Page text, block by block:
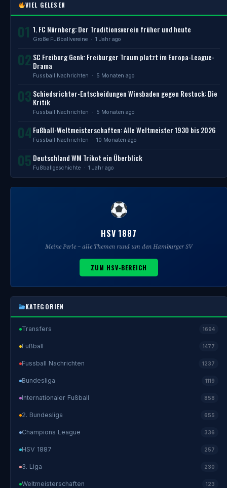
VIEL GELESEN
01 1. FC Nürnberg: Der Traditionsverein früher und heute
Große Fußballvereine · 1 Jahr ago
02 SC Freiburg Genk: Freiburger Traum platzt im Europa-League-
Drama
Fussball Nachrichten · 5 Monaten ago
03 Schiedsrichter-Entscheidungen Wiesbaden gegen Rostock: Die
Kritik
Fussball Nachrichten · 5 Monaten ago
04 Fußball-Weltmeisterschaften: Alle Weltmeister 1930 bis 2026
Fussball Nachrichten · 10 Monaten ago
05 Deutschland WM Trikot ein Überblick
Fußballgeschichte · 1 Jahr ago
HSV 1887
Meine Perle – alle Themen rund um den Hamburger SV
ZUM HSV-BEREICH
KATEGORIEN
Transfers 1694
Fußball 1477
Fussball Nachrichten 1237
Bundesliga 1119
Internationaler Fußball 858
2. Bundesliga 655
Champions League 336
HSV 1887 257
3. Liga 230
Weltmeisterschaften 123